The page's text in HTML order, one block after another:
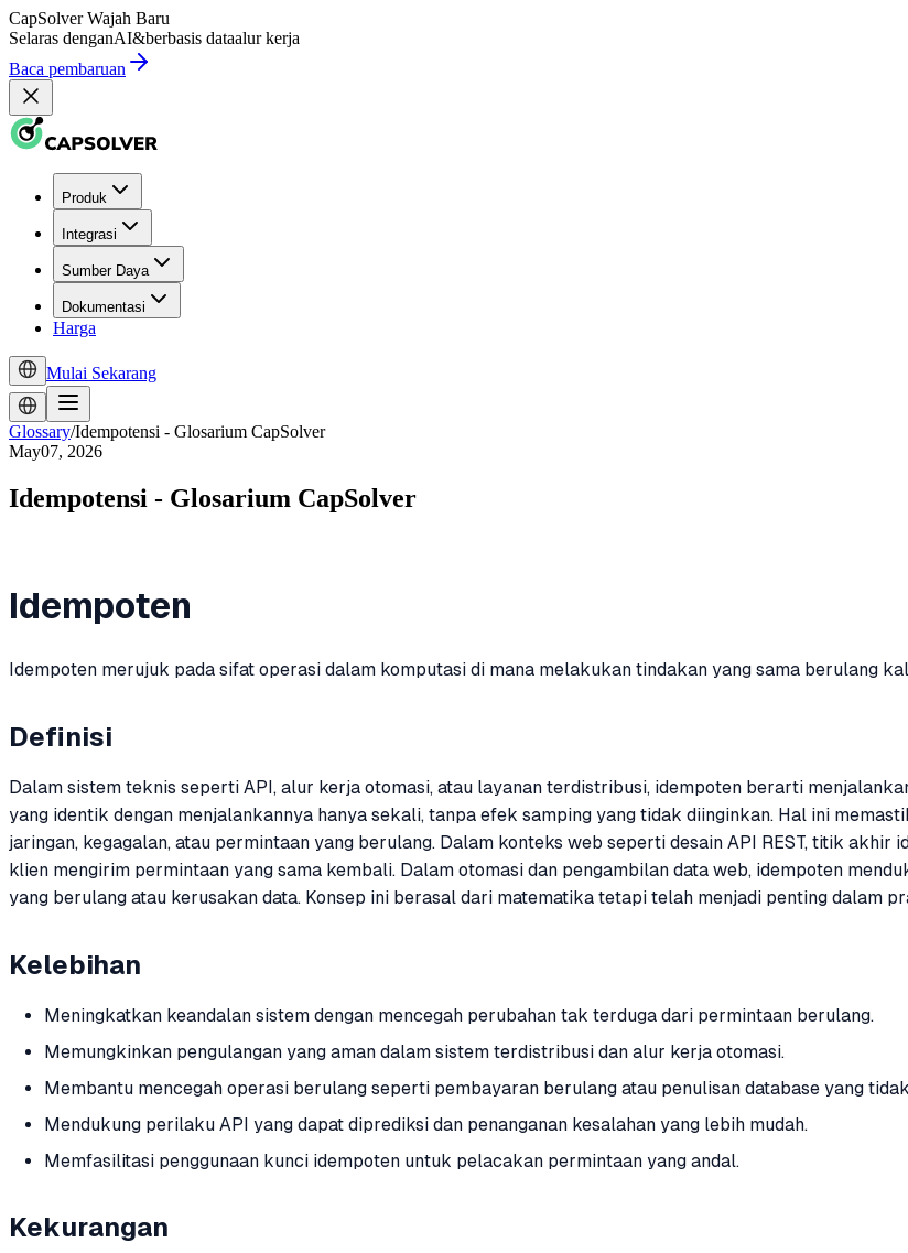
CapSolver Wajah Baru
Selaras denganAI&berbasis dataalur kerja
Baca pembaruan
Produk
Integrasi
Sumber Daya
Dokumentasi
Harga
Mulai Sekarang
Glossary/Idempotensi - Glosarium CapSolver
May07, 2026
Idempotensi - Glosarium CapSolver
Idempoten
Idempoten merujuk pada sifat operasi dalam komputasi di mana melakukan tindakan yang sama berulang
Definisi
Dalam sistem teknis seperti API, alur kerja otomasi, atau layanan terdistribusi, idempoten berarti
yang identik dengan menjalankannya hanya sekali, tanpa efek samping yang tidak diinginkan. Hal ini
jaringan, kegagalan, atau permintaan yang berulang. Dalam konteks web seperti desain API REST, titik
klien mengirim permintaan yang sama kembali. Dalam otomasi dan pengambilan data web, idempoten
yang berulang atau kerusakan data. Konsep ini berasal dari matematika tetapi telah menjadi penting dalam
Kelebihan
Meningkatkan keandalan sistem dengan mencegah perubahan tak terduga dari permintaan berulang.
Memungkinkan pengulangan yang aman dalam sistem terdistribusi dan alur kerja otomasi.
Membantu mencegah operasi berulang seperti pembayaran berulang atau penulisan database yang
Mendukung perilaku API yang dapat diprediksi dan penanganan kesalahan yang lebih mudah.
Memfasilitasi penggunaan kunci idempoten untuk pelacakan permintaan yang andal.
Kekurangan